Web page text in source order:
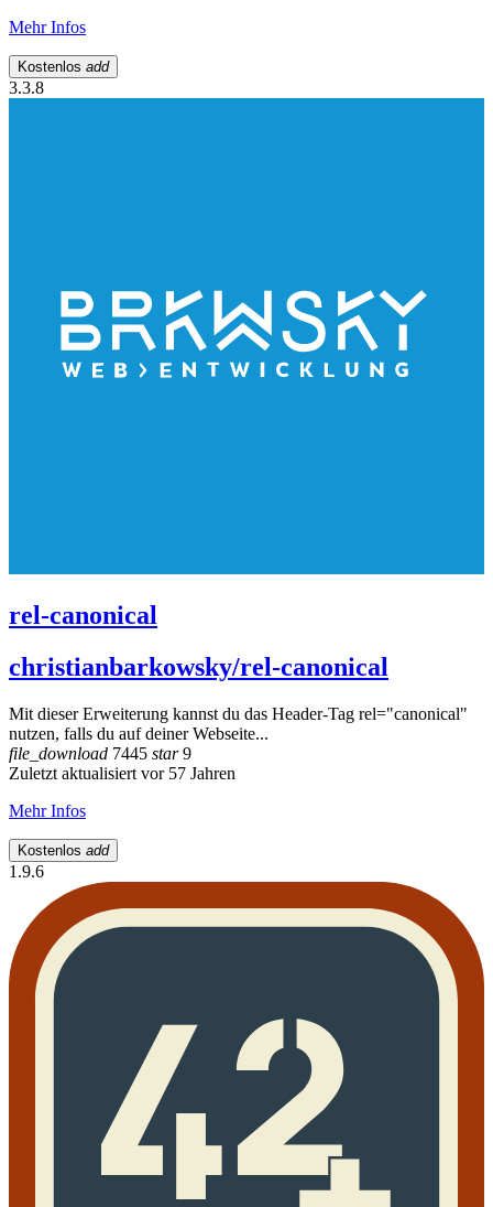
Mehr Infos
Kostenlos add
3.3.8
rel-canonical
christianbarkowsky/rel-canonical
Mit dieser Erweiterung kannst du das Header-Tag rel="canonical"
nutzen, falls du auf deiner Webseite...
file_download 7445 star9
Zuletzt aktualisiert vor 57 Jahren
Mehr Infos
Kostenlos add
1.9.6